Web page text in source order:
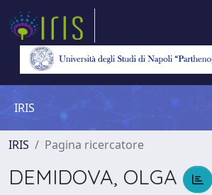
IRIS
IRIS Pagina ricercatore
DEMIDOVA, OLGA